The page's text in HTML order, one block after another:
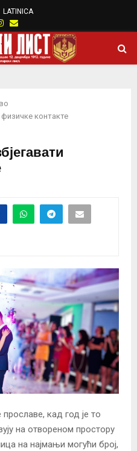
LATINICA
Instagram
Email
контакте
кад год је то
на отвореном простору
на најмањи могући број,